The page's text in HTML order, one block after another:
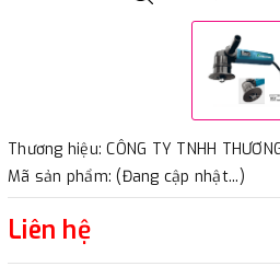
Thương hiệu: CÔNG TY TNHH
Mã sản phẩm: (Đang cập nhật...)
Liên hệ